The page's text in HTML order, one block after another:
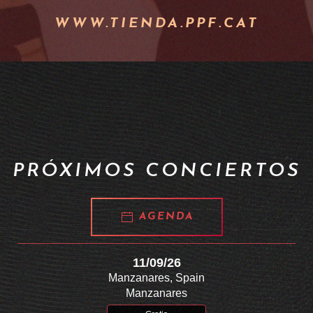
WWW.TIENDA.PPF.CAT
PRÓXIMOS CONCIERTOS
AGENDA
11/09/26
Manzanares, Spain
Manzanares